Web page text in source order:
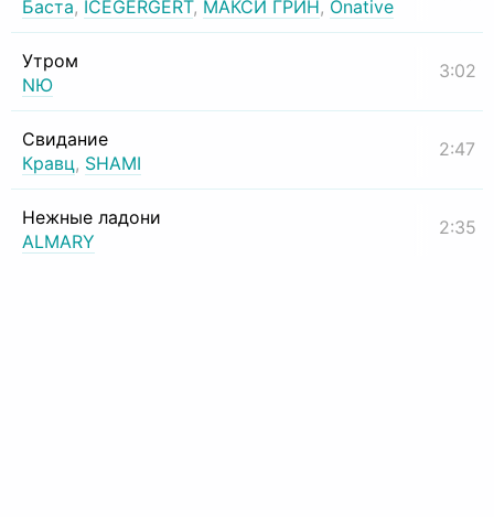
Баста, ICEGERGERT, МАКСИ ГРИН, Onative
Утром
NЮ
3:02
Свидание
Кравц, SHAMI
2:47
Нежные ладони
ALMARY
2:35